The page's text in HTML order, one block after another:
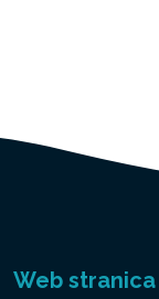
Web stranica